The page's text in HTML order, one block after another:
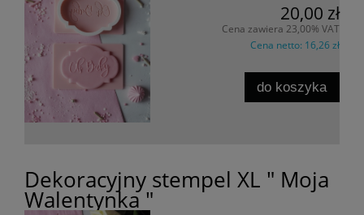
20,00 zł
Cena zawiera 23,00% VAT
Cena netto: 16,26 zł
do koszyka
Dekoracyjny stempel XL " Moja
Walentynka "